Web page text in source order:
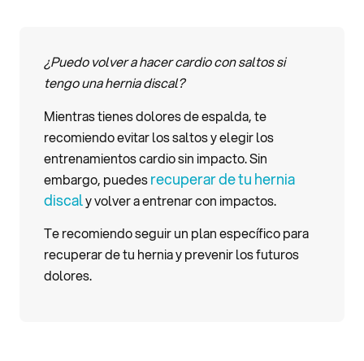
¿Puedo volver a hacer cardio con saltos si
tengo una hernia discal?
Mientras tienes dolores de espalda, te
recomiendo evitar los saltos y elegir los
entrenamientos cardio sin impacto. Sin
embargo, puedesrecuperar de tu hernia
discaly volver a entrenar con impactos.
Te recomiendo seguir un plan específico para
recuperar de tu hernia y prevenir los futuros
dolores.